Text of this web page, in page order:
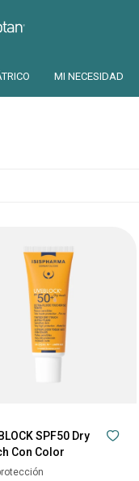
MI NECESIDAD
SPF50 Dry
Con Color